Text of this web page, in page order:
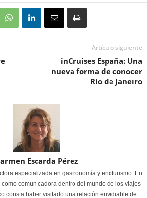
Artículo siguiente
inCruises España: Una
nueva forma de conocer
Río de Janeiro
Escarda Pérez
especializada en gastronomía y enoturismo. En
comunicadora dentro del mundo de los viajes
consta haber visitado una relación envidiable de